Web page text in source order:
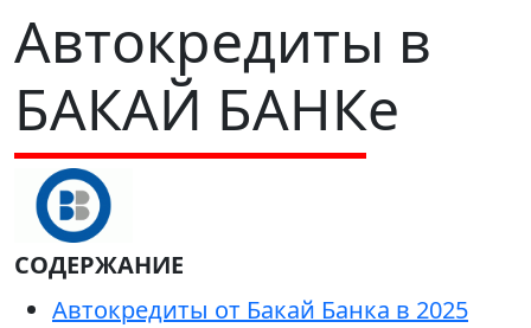
Автокредиты в
БАКАЙ БАНКе
СОДЕРЖАНИЕ
Автокредиты от Бакай Банка в 2025